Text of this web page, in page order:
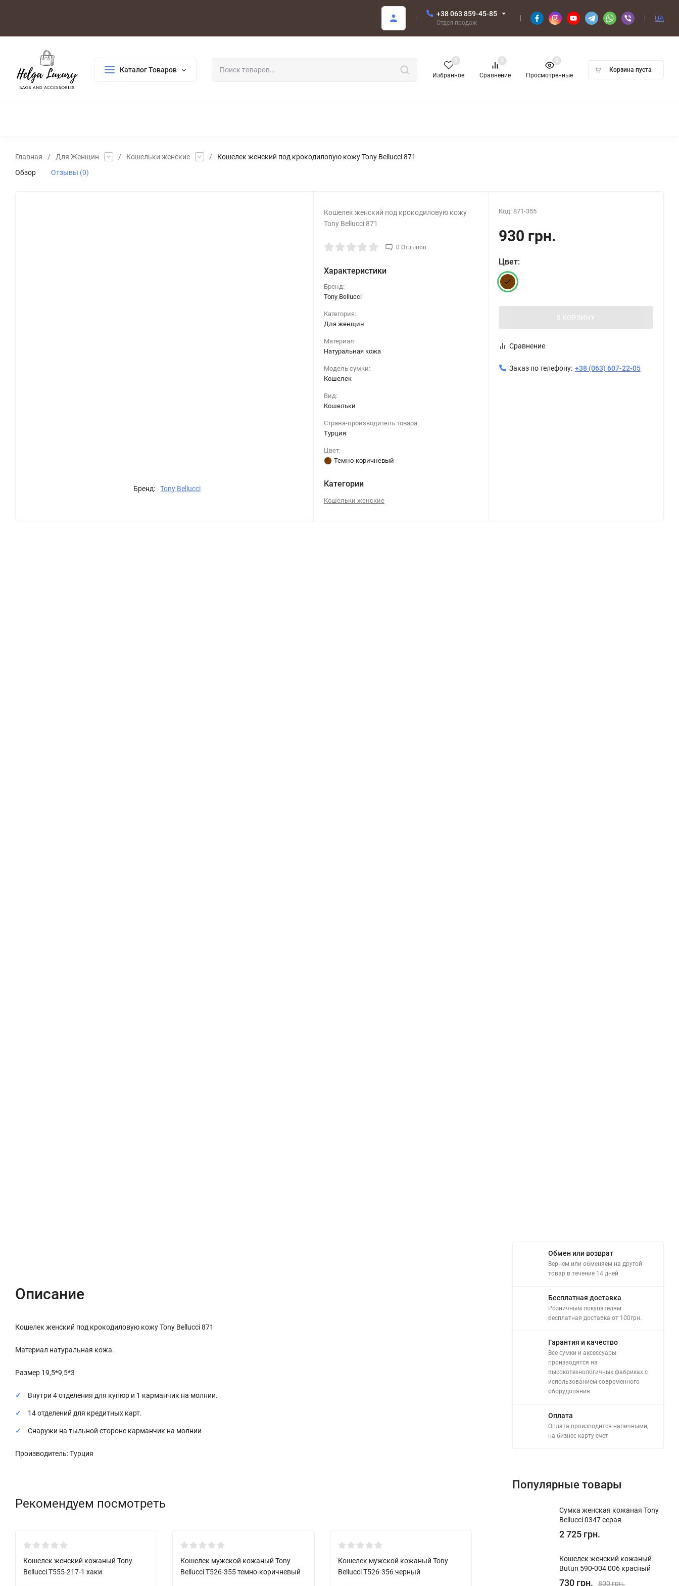
+38 063 859-45-85
Отдел продаж
UA
Каталог Товаров
Избранное
0
Сравнение
0
Просмотренные
0
Корзина пуста
Главная / Для Женщин / Кошельки женские /
Кошелек женский под крокодиловую кожу Tony Bellucci 871
Обзор
Отзывы (0)
Бренд: Tony Bellucci
Кошелек женский под крокодиловую кожу
Tony Bellucci 871
0 Отзывов
Характеристики
Бренд:
Tony Bellucci
Категория:
Для женщин
Материал:
Натуральная кожа
Модель сумки:
Кошелек
Вид:
Кошельки
Страна-производитель товара:
Турция
Цвет:
Темно-коричневый
Категории
Кошельки женские
Код: 871-355
930 грн.
Цвет:
В КОРЗИНУ
Сравнение
Заказ по телефону: +38 (063) 607-22-05
Описание
Кошелек женский под крокодиловую кожу Tony Bellucci 871
Материал натуральная кожа.
Размер 19,5*9,5*3
Внутри 4 отделения для купюр и 1 карманчик на молнии.
14 отделений для кредитных карт.
Снаружи на тыльной стороне карманчик на молнии
Производитель: Турция
Рекомендуем посмотреть
Хит!
Кошелек женский кожаный Tony
Bellucci T555-217-1 хаки
Хит!
Кошелек мужской кожаный Tony
Bellucci T526-355 темно-коричневый
Хит!
Кошелек мужской кожаный Tony
Bellucci T526-356 черный
Кошелек мужской кожаный Tony
Bellucci T526-286 темно-коричневый
Обмен или возврат
Вернем или обменяем на другой
товар в течение 14 дней
Бесплатная доставка
Розничным покупателям
бесплатная доставка от 100грн.
Гарантия и качество
Все сумки и аксессуары
производятся на
высокотехнологичных фабриках с
использованием современного
оборудования.
Оплата
Оплата производится наличными,
на бизнес карту счет
Популярные товары
Сумка женская кожаная Tony
Bellucci 0347 серая
2 725 грн.
Кошелек женский кожаный
Butun 590-004 006 красный
730 грн. 800 грн.